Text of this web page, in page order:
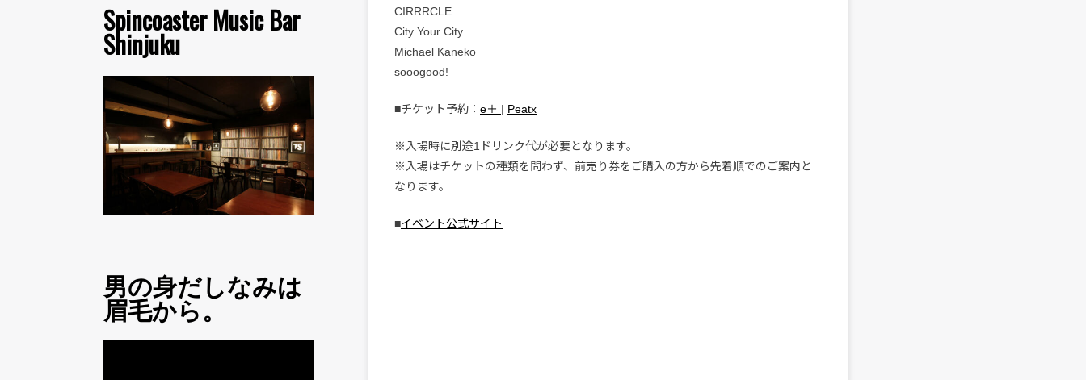
Spincoaster Music Bar
Shinjuku
男の身だしなみは
眉毛から。
CIRRRCLE
City Your City
Michael Kaneko
sooogood!
■チケット予約： e＋ | Peatx
※入場時に別途1ドリンク代が必要となります。
※入場はチケットの種類を問わず、前売り券をご購入の方から先着順でのご案内と
なります。
■イベント公式サイト